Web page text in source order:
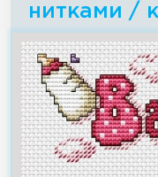
нитками /